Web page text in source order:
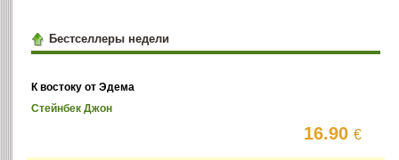
Бестселлеры недели
К востоку от Эдема
Стейнбек Джон
16.90€